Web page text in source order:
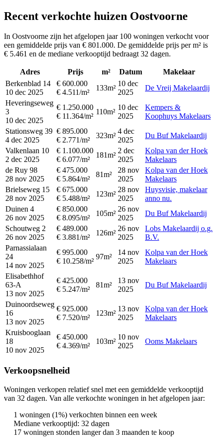
Recent verkochte huizen Oostvoorne
In Oostvoorne zijn het afgelopen jaar 100 woningen verkocht voor
een gemiddelde prijs van € 801.000. De gemiddelde prijs per m² is
€ 5.461 en de mediane verkooptijd bedraagt 32 dagen.
Adres Prijs m² Datum
Makelaar
Berkenblad 14
10 dec 2025
€ 600.000
€ 4.511/m²
133m²
10 dec
2025
De Vreij Makelaardij
Heveringseweg
3
10 dec 2025
€ 1.250.000
€ 11.364/m²
110m²
10 dec
2025
Kempers &
Koophuys Makelaars
Stationsweg 39
4 dec 2025
€ 895.000
€ 2.771/m²
323m²
4 dec
2025
Du Buf Makelaardij
Valkenlaan 10
2 dec 2025
€ 1.100.000
€ 6.077/m²
181m²
2 dec
2025
Kolpa van der Hoek
Makelaars
de Ruy 98
28 nov 2025
€ 475.000
€ 5.864/m²
81m²
28 nov
2025
Kolpa van der Hoek
Makelaars
Brielseweg 15
28 nov 2025
€ 675.000
€ 5.488/m²
123m²
28 nov
2025
Huysvisie, makelaar
anno nu.
Duinen 4
26 nov 2025
€ 850.000
€ 8.095/m²
105m²
26 nov
2025
Du Buf Makelaardij
Schoutweg 2
26 nov 2025
€ 489.000
€ 3.881/m²
126m²
26 nov
2025
Lobs Makelaardij o.g.
B.V.
Parnassialaan
24
14 nov 2025
€ 995.000
€ 10.258/m²
97m²
14 nov
2025
Kolpa van der Hoek
Makelaars
Elisabethhof
63-A
13 nov 2025
€ 425.000
€ 5.247/m²
81m²
13 nov
2025
Du Buf Makelaardij
Duinoordseweg
16
13 nov 2025
€ 925.000
€ 7.520/m²
123m²
13 nov
2025
Kolpa van der Hoek
Makelaars
Kruisbooglaan
18
10 nov 2025
€ 450.000
€ 4.369/m²
103m²
10 nov
2025
Ooms Makelaars
Verkoopsnelheid
Woningen verkopen relatief snel met een gemiddelde verkooptijd
van 32 dagen. Van alle verkochte woningen in het afgelopen jaar:
1 woningen (1%) verkochten binnen een week
Mediane verkooptijd: 32 dagen
17 woningen stonden langer dan 3 maanden te koop